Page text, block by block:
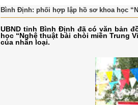
Bình Định: phối hợp lập hồ sơ khoa học
UBND tỉnh Bình Định đã có văn bản
học “Nghệ thuật bài chòi miền Trung
của nhân loại.